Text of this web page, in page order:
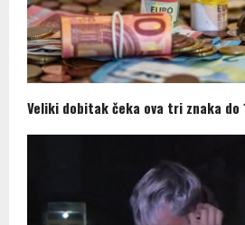
Veliki dobitak čeka ova tri znaka do